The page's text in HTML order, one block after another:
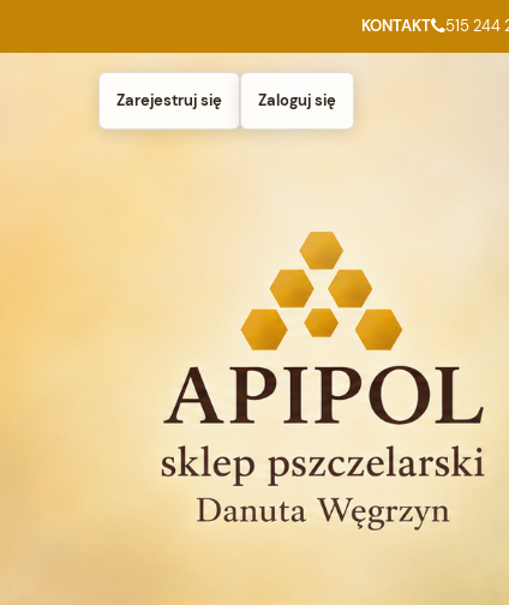
KONTAKT 515 244
Zarejestruj się Zaloguj się